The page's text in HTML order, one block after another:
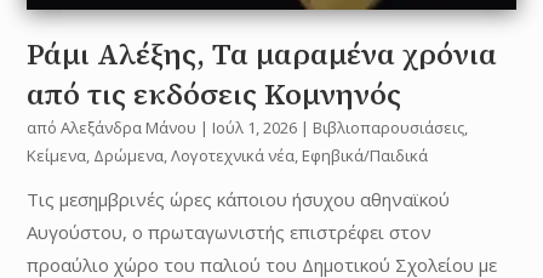
Ράμι Αλέξης, Τα μαραμένα χρόνια
από τις εκδόσεις Κομνηνός
απόΑλεξάνδρα Μάνου | Ιούλ 1, 2026 | Βιβλιοπαρουσιάσεις,
Κείμενα, Δρώμενα,Λογοτεχνικά νέα, Εφηβικά/Παιδικά
Τις μεσημβρινές ώρες κάποιου ήσυχου αθηναϊκού
Αυγούστου, ο πρωταγωνιστής επιστρέφει στον
προαύλιο χώρο του παλιού του Δημοτικού Σχολείου με